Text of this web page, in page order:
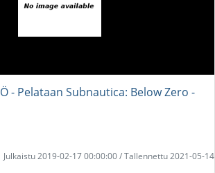
- Pelataan Subnautica: Below Zero -
Julkaistu 2019-02-17 00:00:00 / Tallennettu 2021-05-14